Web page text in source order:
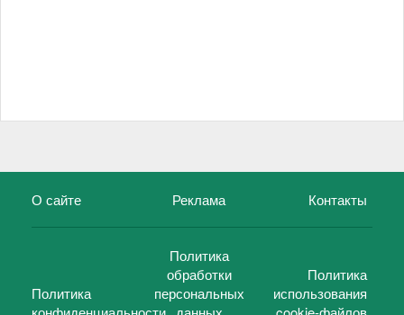
О сайте Реклама Контакты
Политика
Политика
обработки
персональных
Политика
использования